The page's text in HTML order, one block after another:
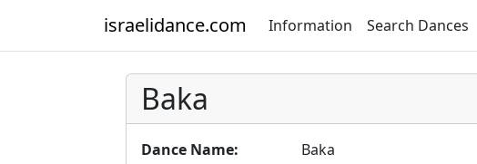
israelidance.com Information Search Dances
Baka
Dance Name:
Baka